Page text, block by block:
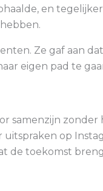
en
Ze gaf aan
eigen pad te
samenzijn
uitspraken op
de toekomst